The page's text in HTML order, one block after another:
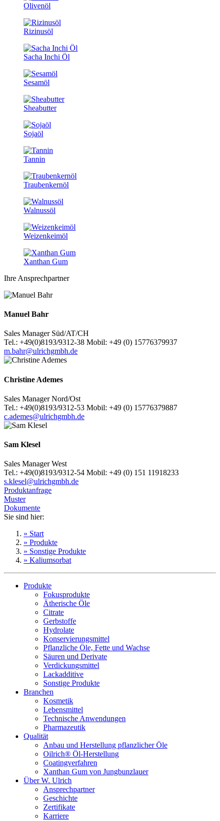
Olivenöl
Rizinusöl
Sacha Inchi Öl
Sesamöl
Sheabutter
Sojaöl
Tannin
Traubenkernöl
Walnussöl
Weizenkeimöl
Xanthan Gum
Ihre Ansprechpartner
Manuel Bahr
Sales Manager Süd/AT/CH
Tel.: +49(0)8193/9312-38 Mobil: +49 (0) 15776379937
m.bahr@ulrichgmbh.de
Christine Ademes
Sales Manager Nord/Ost
Tel.: +49(0)8193/9312-53 Mobil: +49 (0) 15776379887
c.ademes@ulrichgmbh.de
Sam Klesel
Sales Manager West
Tel.: +49(0)8193/9312-54 Mobil: +49 (0) 151 11918233
s.klesel@ulrichgmbh.de
Produktanfrage
Muster
Dokumente
Sie sind hier:
» Start
» Produkte
» Sonstige Produkte
» Kaliumsorbat
Produkte
Fokusprodukte
Ätherische Öle
Citrate
Gerbstoffe
Hydrolate
Konservierungsmittel
Pflanzliche Öle, Fette und Wachse
Säuren und Derivate
Verdickungsmittel
Lackadditive
Sonstige Produkte
Branchen
Kosmetik
Lebensmittel
Technische Anwendungen
Pharmazeutik
Qualität
Anbau und Herstellung pflanzlicher Öle
Oilrich® Öl-Herstellung
Coatingverfahren
Xanthan Gum von Jungbunzlauer
Über W. Ulrich
Ansprechpartner
Geschichte
Zertifikate
Karriere